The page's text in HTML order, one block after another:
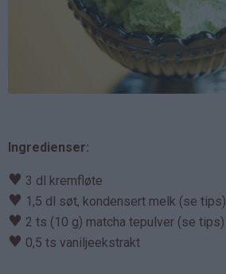
Ingredienser:
♥ 3 dl kremfløte
♥ 1,5 dl søt, kondensert melk (se tips)
♥ 2 ts (10 g) matcha tepulver (se tips)
♥ 0,5 ts vaniljeekstrakt